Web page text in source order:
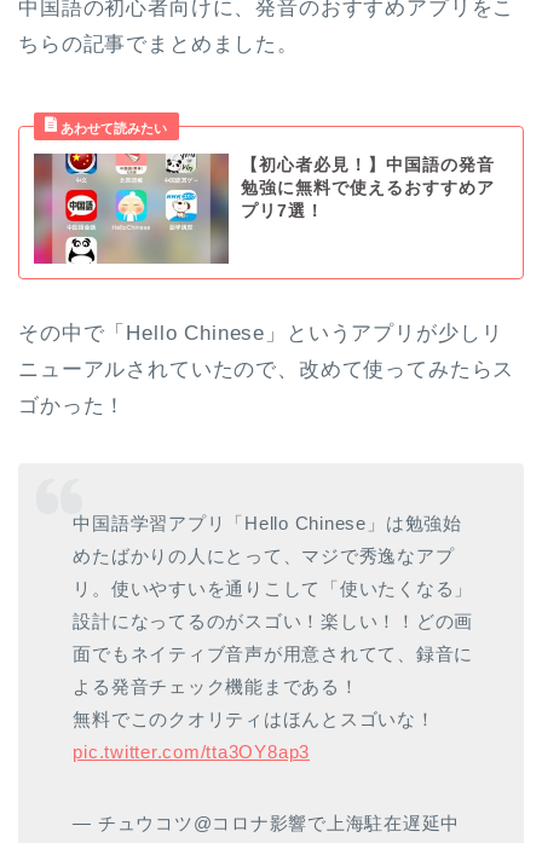
中国語の初心者向けに、発音のおすすめアプリをこ
ちらの記事でまとめました。
【初心者必見！】中国語の発音
勉強に無料で使えるおすすめア
プリ7選！
その中で「Hello Chinese」というアプリが少しリ
ニューアルされていたので、改めて使ってみたらス
ゴかった！
中国語学習アプリ「Hello Chinese」は勉強始
めたばかりの人にとって、マジで秀逸なアプ
リ。使いやすいを通りこして「使いたくなる」
設計になってるのがスゴい！楽しい！！どの画
面でもネイティブ音声が用意されてて、録音に
よる発音チェック機能まである！
無料でこのクオリティはほんとスゴいな！
pic.twitter.com/tta3OY8ap3
— チュウコツ@コロナ影響で上海駐在遅延中